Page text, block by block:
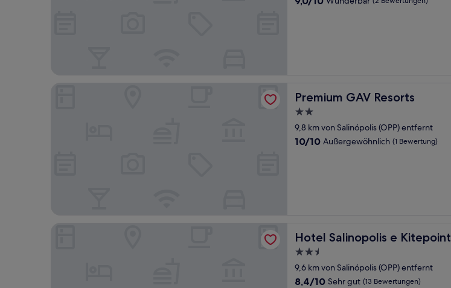
Premium GAV Resorts
Premium GAV Resorts
2.0-
Sterne-
Unterkunft
9,8 km von Salinópolis (OPP) entfernt
10.0
10/10 Außergewöhnlich (1 Bewertung)
Premium GAV Resorts
Hotel Salinopolis e Kitepoint
Hotel Salinopolis e Kitepoint
2.5-
Sterne-
Unterkunft
9,6 km von Salinópolis (OPP) entfernt
8.4
8,4/10 Sehr gut (13 Bewertungen)